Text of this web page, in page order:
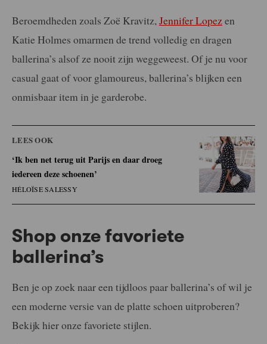
Beroemdheden zoals Zoë Kravitz, Jennifer Lopezen
Katie Holmes omarmen de trend volledig en dragen
ballerina’s alsof ze nooit zijn weggeweest. Of je nu voor
casual gaat of voor glamoureus, ballerina’s blijken een
onmisbaar item in je garderobe.
LEES OOK
‘Ik ben net terug uit Parijs en daar droeg
iedereen deze schoenen’
HÉLOÏSE SALESSY
Shop onze favoriete
ballerina’s
Ben je op zoek naar een tijdloos paar ballerina’s of wil je
een moderne versie van de platte schoen uitproberen?
Bekijk hier onze favoriete stijlen.